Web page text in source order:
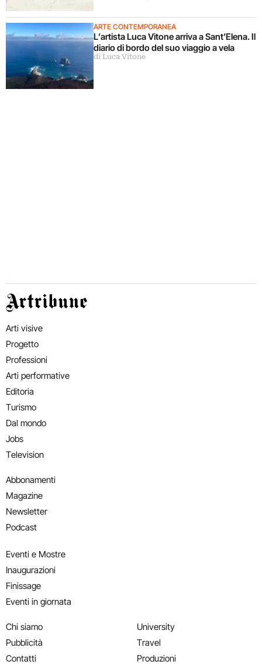
ARTE CONTEMPORANEA
L’artista Luca Vitone arriva a Sant’Elena. Il
diario di bordo del suo viaggio a vela
di Luca Vitone
Artribune
Arti visive
Progetto
Professioni
Arti performative
Editoria
Turismo
Dal mondo
Jobs
Television
Abbonamenti
Magazine
Newsletter
Podcast
Eventi e Mostre
Inaugurazioni
Finissage
Eventi in giornata
Chi siamo
Pubblicità
Contatti
University
Travel
Produzioni